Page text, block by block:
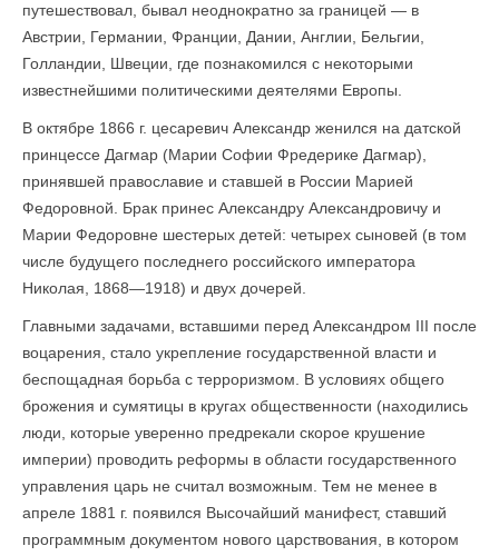
путешествовал, бывал неоднократно за границей — в
Австрии, Германии, Франции, Дании, Англии, Бельгии,
Голландии, Швеции, где познакомился с некоторыми
известнейшими политическими деятелями Европы.
В октябре 1866 г. цесаревич Александр женился на датской
принцессе Дагмар (Марии Софии Фредерике Дагмар),
принявшей православие и ставшей в России Марией
Федоровной. Брак принес Александру Александровичу и
Марии Федоровне шестерых детей: четырех сыновей (в том
числе будущего последнего российского императора
Николая, 1868—1918) и двух дочерей.
Главными задачами, вставшими перед Александром III после
воцарения, стало укрепление государственной власти и
беспощадная борьба с терроризмом. В условиях общего
брожения и сумятицы в кругах общественности (находились
люди, которые уверенно предрекали скорое крушение
империи) проводить реформы в области государственного
управления царь не считал возможным. Тем не менее в
апреле 1881 г. появился Высочайший манифест, ставший
программным документом нового царствования, в котором